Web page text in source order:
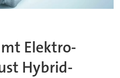
Elektro-
Hybrid-